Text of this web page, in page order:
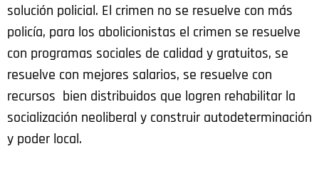
solución policial. El crimen no se resuelve con más
policía, para los abolicionistas el crimen se resuelve
con programas sociales de calidad y gratuitos, se
resuelve con mejores salarios, se resuelve con
recursos bien distribuidos que logren rehabilitar la
socialización neoliberal y construir autodeterminación
y poder local.